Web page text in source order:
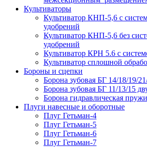
Культиваторы
Культиватор КНП-5,6 с
удобрений
Культиватор КНП-5,6 без
удобрений
Культиватор КРН 5.6 с
Культиватор сплошной
Бороны и сцепки
Борона зубовая БГ 14/18/19/
Борона зубовая БГ 11/13/15
Борона гидравлическая
Плуги навесные и оборотные
Плуг Гетьман-4
Плуг Гетьман-5
Плуг Гетьман-6
Плуг Гетьман-7